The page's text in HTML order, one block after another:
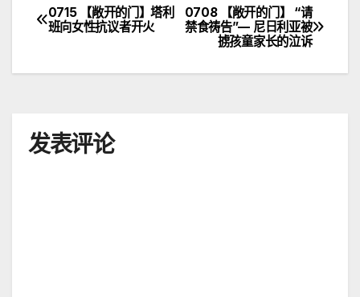
文
0708 【敞开的门】 “请
禁食祷告”— 尼日利亚被
掳孩童家长的泣诉
0715 【敞开的门】塔利
班向女性抗议者开火
发表评论